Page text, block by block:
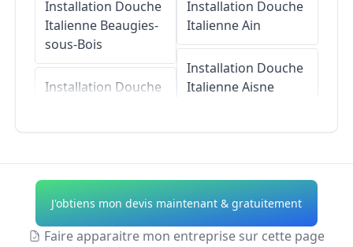
Installation Douche
Italienne Beaugies-
sous-Bois
Installation Douche
ItalienneVilleselve
Installation Douche
Italienne
Installation Douche
ItalienneAin
Installation Douche
ItalienneAisne
Installation Douche
Italienne Alpes-de-
Haute-Provence
J'obtiens mon devis maintenant & gratuitement
Faire apparaitre mon entreprise sur cette page